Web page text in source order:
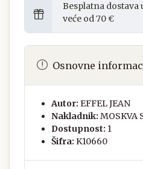
Besplatna dostava
veće od 70 €
Osnovne
Autor: EFFEL JEAN
Nakladnik: MOSKVA
Dostupnost: 1
Šifra: K10660